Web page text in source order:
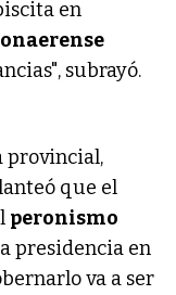
en
subrayó.
provincial,
que el
peronismo
presidencia en
va a ser